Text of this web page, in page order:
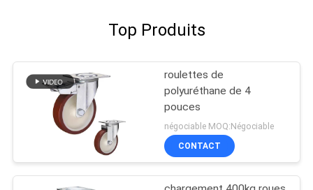
Top Produits
roulettes de
polyuréthane de 4
pouces
négociable MOQ:Négociable
CONTACT